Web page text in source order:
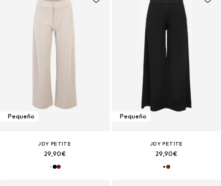
Pequeño
JDY PETITE
29,90€
Pequeño
JDY PETITE
29,90€